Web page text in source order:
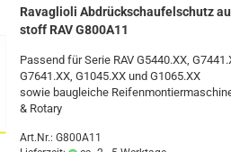
Ra­vaglio­li Ab­drück­schau­fel­schutz
stoff RAV G800A11
Pas­send für Serie RAV G5440.XX,
G7641.XX, G1045.XX und G1065.XX
sowie bau­glei­che
& Ro­ta­ry
Art.Nr.: G800A11